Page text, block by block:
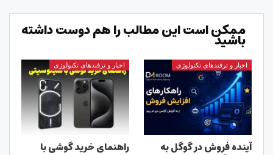
ممکن است این مطالب را هم دوست داشته
باشید
اخبار و ترفندهای تکنولوژی
آینده فروش در گوگل به
اخبار و ترفندهای تکنولوژی
راهنمای خرید گوشی با